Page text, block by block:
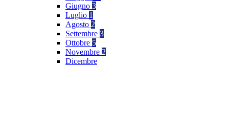
Giugno 3
Luglio 1
Agosto 2
Settembre 3
Ottobre 5
Novembre 2
Dicembre